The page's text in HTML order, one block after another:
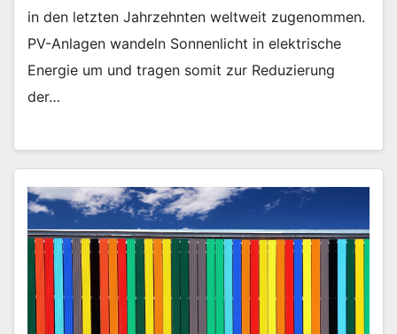
in den letzten Jahrzehnten weltweit zugenommen.
PV-Anlagen wandeln Sonnenlicht in elektrische
Energie um und tragen somit zur Reduzierung
der…